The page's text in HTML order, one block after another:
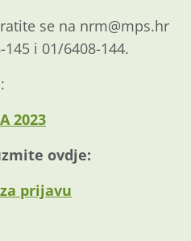
se na nrm@mps.hr
i 01/6408-144.
:
2023
ovdje:
za prijavu